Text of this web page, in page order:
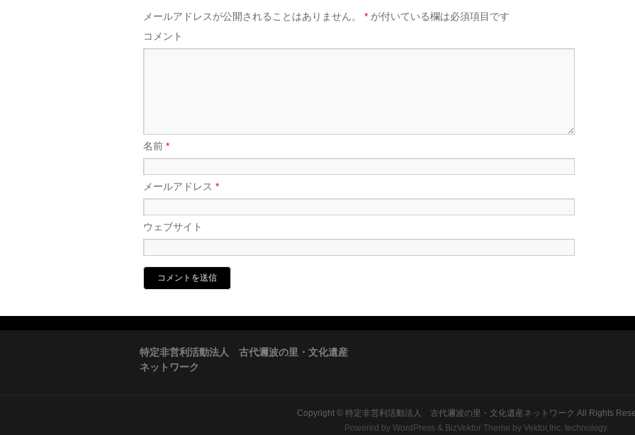
メールアドレスが公開されることはありません。 * が付いている欄は必須項目です
コメント
名前 *
メールアドレス *
ウェブサイト
特定非営利活動法人 古代邇波の里・文化遺産
ネットワーク
Copyright © 特定非営利活動法人 古代邇波の里・文化遺産ネットワーク All Rights
Powered by WordPress & BizVektor Theme by Vektor,Inc. technology.